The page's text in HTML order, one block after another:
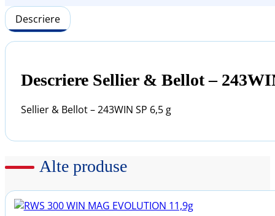
Descriere
Descriere Sellier & Bellot –
Sellier & Bellot – 243WIN SP 6,5 g
Alte produse